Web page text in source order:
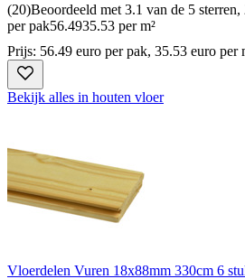
(20)Beoordeeld met 3.1 van de 5
per pak56.4935.53 per m²
Prijs: 56.49 euro per pak, 35.53 euro per
Bekijk alles in houten vloer
Vloerdelen Vuren 18x88mm 330cm 6